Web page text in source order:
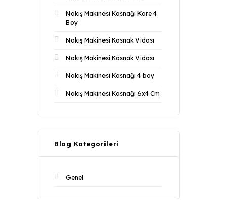
Nakış Makinesi Kasnağı Kare 4
Boy
Nakış Makinesi Kasnak Vidası
Nakış Makinesi Kasnak Vidası
Nakış Makinesi Kasnağı 4 boy
Nakış Makinesi Kasnağı 6x4 Cm
Blog Kategorileri
Genel